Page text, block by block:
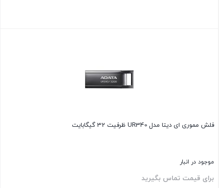
فلش مموری ای دیتا مدل UR340 ظرفیت 32 گیگابایت
موجود در انبار
برای قیمت تماس بگیرید